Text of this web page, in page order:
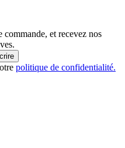
et recevez nos
politique de confidentialité.